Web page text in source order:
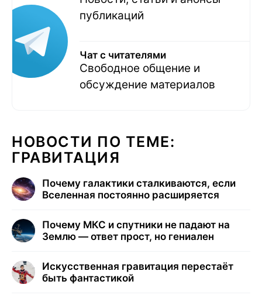
публикаций
Чат с читателями
Свободное общение и
обсуждение материалов
НОВОСТИ ПО ТЕМЕ:
ГРАВИТАЦИЯ
Почему галактики сталкиваются, если
Вселенная постоянно расширяется
Почему МКС и спутники не падают на
Землю — ответ прост, но гениален
Искусственная гравитация перестаёт
быть фантастикой